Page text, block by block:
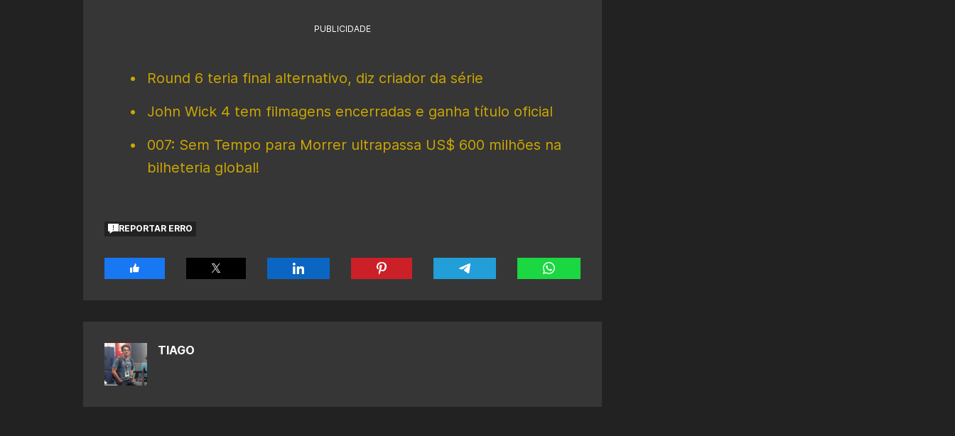
PUBLICIDADE
Round 6 teria final alternativo, diz criador da série
John Wick 4 tem filmagens encerradas e ganha título oficial
007: Sem Tempo para Morrer ultrapassa US$ 600 milhões na
bilheteria global!
REPORTAR ERRO
TIAGO